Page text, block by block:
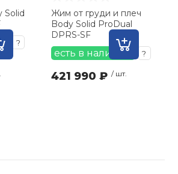
Solid
?
Жим от груди и плеч
Body Solid ProDual
DPRS-SF
есть в наличии ?
421 990 ₽ / шт.